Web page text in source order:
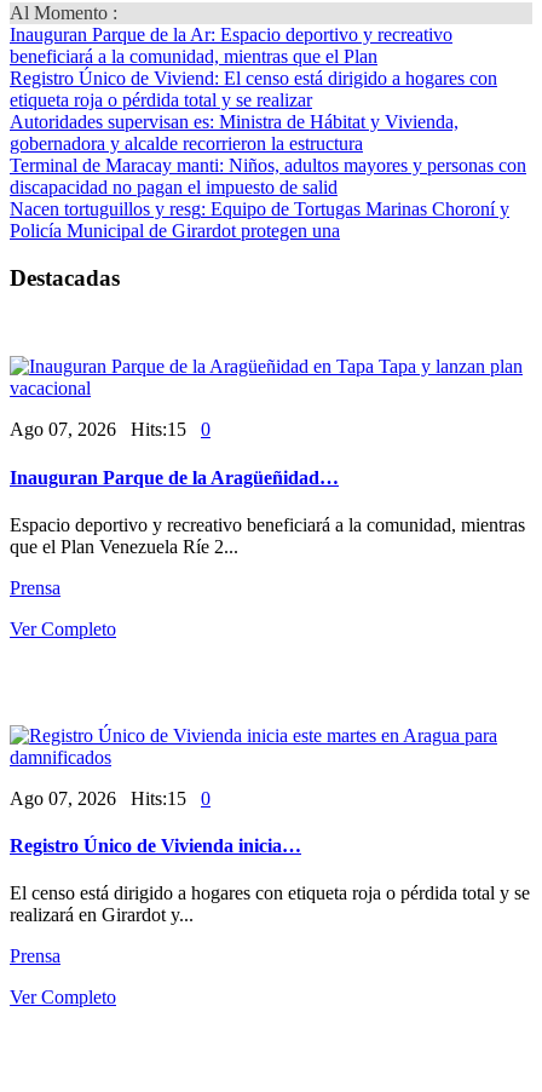
Al Momento :
Inauguran Parque de la Ar: Espacio deportivo y recreativo
beneficiará a la comunidad, mientras que el Plan
Registro Único de Viviend: El censo está dirigido a hogares con
etiqueta roja o pérdida total y se realizar
Autoridades supervisan es: Ministra de Hábitat y Vivienda,
gobernadora y alcalde recorrieron la estructura
Terminal de Maracay manti: Niños, adultos mayores y personas con
discapacidad no pagan el impuesto de salid
Nacen tortuguillos y resg: Equipo de Tortugas Marinas Choroní y
Policía Municipal de Girardot protegen una
Destacadas
Ago 07, 2026 Hits:15 0
Inauguran Parque de la Aragüeñidad…
Espacio deportivo y recreativo beneficiará a la comunidad, mientras
que el Plan Venezuela Ríe 2...
Prensa
Ver Completo
Ago 07, 2026 Hits:15 0
Registro Único de Vivienda inicia…
El censo está dirigido a hogares con etiqueta roja o pérdida total y se
realizará en Girardot y...
Prensa
Ver Completo